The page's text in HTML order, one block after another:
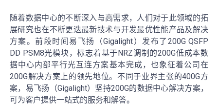
随着数据中心的不断深入与高需求，人们对于此领域的拓
展研究也在不断更迭最新技术与开发最优性能产品及解决
方案。前段时间易飞扬（Gigalight）发布了200G QSFP
DD PSM8光模块，标志着基于NRZ调制的200G低成本数
据中心内部平行光互连方案基本完成，也象征着公司在
200G解决方案上的领先地位。不同于业界主张的400G方
案，易飞扬（Gigalight）坚持200G的数据中心解决方案，
可为客户提供一站式的服务和解答。